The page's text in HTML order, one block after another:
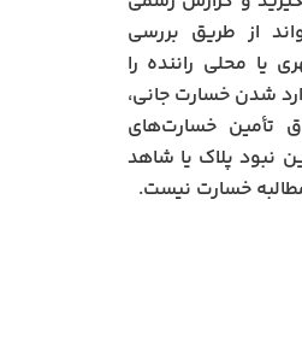
از طریق بررسی
یا محلی راننده را
شدن خسارت جانی،
تأمین خسارت‌های
نبود پلاک یا شاهد
خسارت نیست.